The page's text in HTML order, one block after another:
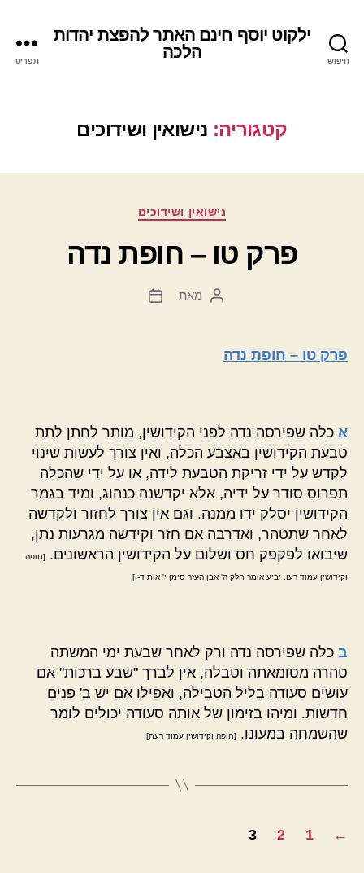
חיפוש
ילקוט יוסף חינם האתר להפצת יהדות
הלכה
תפריט
קטגוריה: נישואין ושידוכים
קטגוריות
נישואין ושידוכים
פרק טו – חופת נדה
המחבר
מאת
תאריך
פרק טו – חופת נדה
א כלה שפירסה נדה לפני הקידושין, מותר לחתן לתת
טבעת הקידושין באצבע הכלה, ואין צורך לעשות שינוי
לקדש על ידי זריקת הטבעת לידה, או על ידי שהכלה
תפרוס סודר על ידיה, אלא יקדשנה כנהוג, ומיד בגמר
הקידושין יסלק ידו ממנה. וגם אין צורך לחזור ולקדשה
לאחר שתטהר, ואדרבה אם חזר וקידשה מגרעות נתן,
שיבואו לפקפק חס ושלום על הקידושין הראשונים.
[חופה
וקידושין עמוד רעו. יביע אומר חלק ה' אבן העזר סימן י' אות ד-ו]
ב כלה שפירסה נדה ורק לאחר שבעת ימי המשתה
טהרה מטומאתה וטבלה, אין לברך "שבע ברכות" אם
עושים סעודה בליל הטבילה, ואפילו אם יש ב' פנים
חדשות. ומיהו בזימון של אותה סעודה יכולים לומר
שהשמחה במעונו.
[חופה וקידושין עמוד רעח]
Posts
←
1
2
3